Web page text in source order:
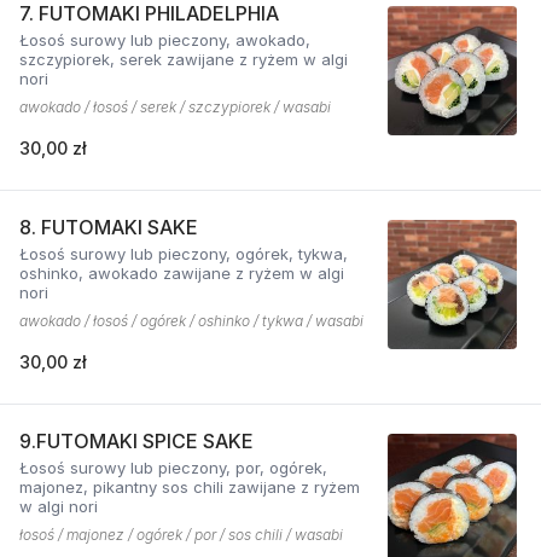
7. FUTOMAKI PHILADELPHIA
Łosoś surowy lub pieczony, awokado,
szczypiorek, serek zawijane z ryżem w algi
nori
awokado / łosoś / serek / szczypiorek / wasabi
30,00 zł
8. FUTOMAKI SAKE
Łosoś surowy lub pieczony, ogórek, tykwa,
oshinko, awokado zawijane z ryżem w algi
nori
awokado / łosoś / ogórek / oshinko / tykwa / wasabi
30,00 zł
9.FUTOMAKI SPICE SAKE
Łosoś surowy lub pieczony, por, ogórek,
majonez, pikantny sos chili zawijane z ryżem
w algi nori
łosoś / majonez / ogórek / por / sos chili / wasabi